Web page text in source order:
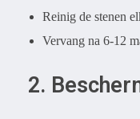
Reinig de stenen
Vervang na 6-12
2.